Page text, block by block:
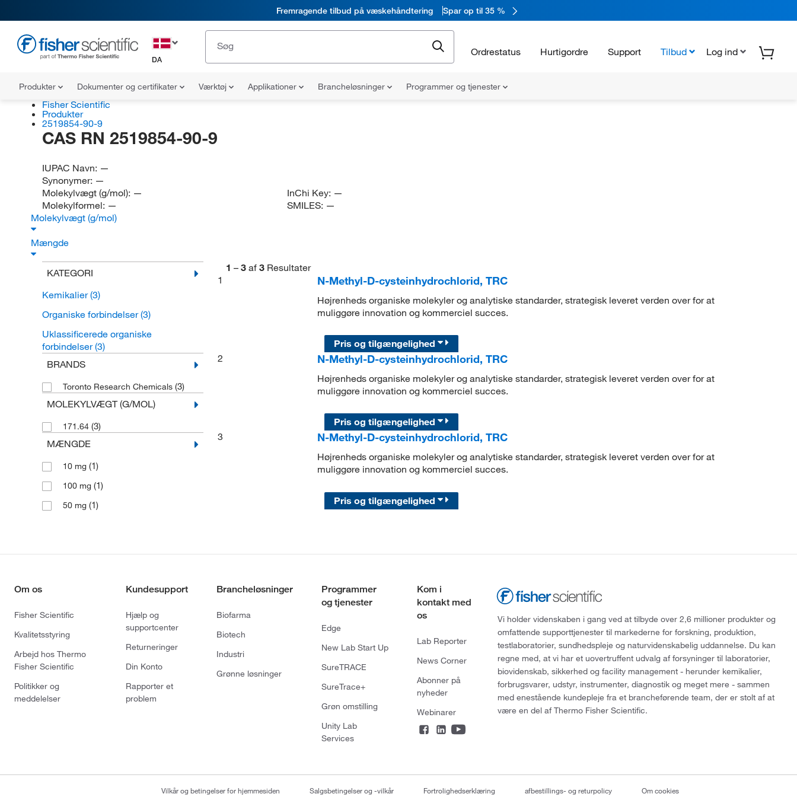
Fremragende tilbud på væskehåndtering Spar op til 35 %
DA
Ordrestatus Hurtigordre Support Tilbud Log ind
Produkter Dokumenter og certifikater Værktøj Applikationer Brancheløsninger Programmer og tjenester
Fisher Scientific
Produkter
2519854-90-9
CAS RN 2519854-90-9
IUPAC Navn: —
Synonymer: —
Molekylvægt (g/mol): —
Molekylformel: —
InChi Key: —
SMILES: —
Molekylvægt (g/mol)
Mængde
KATEGORI
Kemikalier(3)
Organiske forbindelser(3)
Uklassificerede organiske
forbindelser(3)
BRANDS
Toronto Research Chemicals (3)
MOLEKYLVÆGT (G/MOL)
171.64 (3)
MÆNGDE
10 mg (1)
100 mg (1)
50 mg (1)
1 – 3 af 3 Resultater
1
N-Methyl-D-cysteinhydrochlorid, TRC
Højrenheds organiske molekyler og analytiske standarder, strategisk leveret verden over for at
muliggøre innovation og kommerciel succes.
Pris og tilgængelighed
2
N-Methyl-D-cysteinhydrochlorid, TRC
Højrenheds organiske molekyler og analytiske standarder, strategisk leveret verden over for at
muliggøre innovation og kommerciel succes.
Pris og tilgængelighed
3
N-Methyl-D-cysteinhydrochlorid, TRC
Højrenheds organiske molekyler og analytiske standarder, strategisk leveret verden over for at
muliggøre innovation og kommerciel succes.
Pris og tilgængelighed
Om os
Fisher Scientific
Kvalitetsstyring
Arbejd hos Thermo
Fisher Scientific
Politikker og
meddelelser
Kundesupport
Hjælp og
supportcenter
Returneringer
Din Konto
Rapporter et
problem
Brancheløsninger
Biofarma
Biotech
Industri
Grønne løsninger
Programmer
og tjenester
Edge
New Lab Start Up
SureTRACE
SureTrace+
Grøn omstilling
Unity Lab
Services
Kom i
kontakt med
os
Lab Reporter
News Corner
Abonner på
nyheder
Webinarer
Vi holder videnskaben i gang ved at tilbyde over 2,6 millioner produkter og
omfattende supporttjenester til markederne for forskning, produktion,
testlaboratorier, sundhedspleje og naturvidenskabelig uddannelse. Du kan
regne med, at vi har et uovertruffent udvalg af forsyninger til laboratorier,
biovidenskab, sikkerhed og facility management - herunder kemikalier,
forbrugsvarer, udstyr, instrumenter, diagnostik og meget mere - sammen
med enestående kundepleje fra et brancheførende team, der er stolt af at
være en del af Thermo Fisher Scientific.
Vilkår og betingelser for hjemmesiden Salgsbetingelser og -vilkår Fortrolighedserklæring afbestillings- og returpolicy Om cookies